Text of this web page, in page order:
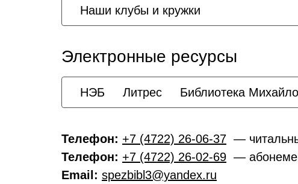
Наши клубы и кружки
Электронные ресурсы
НЭБ Литрес Библиотека
Телефон: +7 (4722) 26-06-37 —
Телефон: +7 (4722) 26-02-69 —
Email: spezbibl3@yandex.ru